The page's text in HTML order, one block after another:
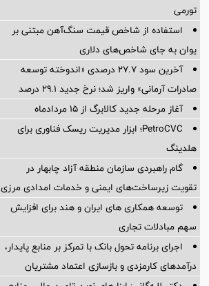
تورمی
استفاده از شاخص قیمت سنگ‌آهن مبتنی بر
یوان به جای شاخص‌های دلاری
آخرین سود ۲۷.۷ درصدی «اندوخته توسعه
صادرات آرمانی» واریز شد؛ نرخ جدید ۲۹.۱ درصد
آغاز مرحله جدید کالابرگ از ۱۵ مردادماه
PetroCVC؛ ابزار مدیریت ریسک فناوری برای
هلدینگ
گام راهبردی سازمان منطقه آزاد چابهار در
تقویت زیرساخت‌های ایمنی و خدمات امدادی مرزی
توسعه همکاری های ایران و هند برای افزایش
سهم مبادلات تجاری
اجرای برنامه تحول بانک با تمرکز بر منابع پایدار،
درآمدهای کارمزدی و بازسازی اعتماد مشتریان